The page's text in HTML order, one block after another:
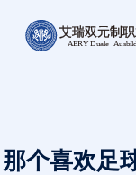
那个喜欢足